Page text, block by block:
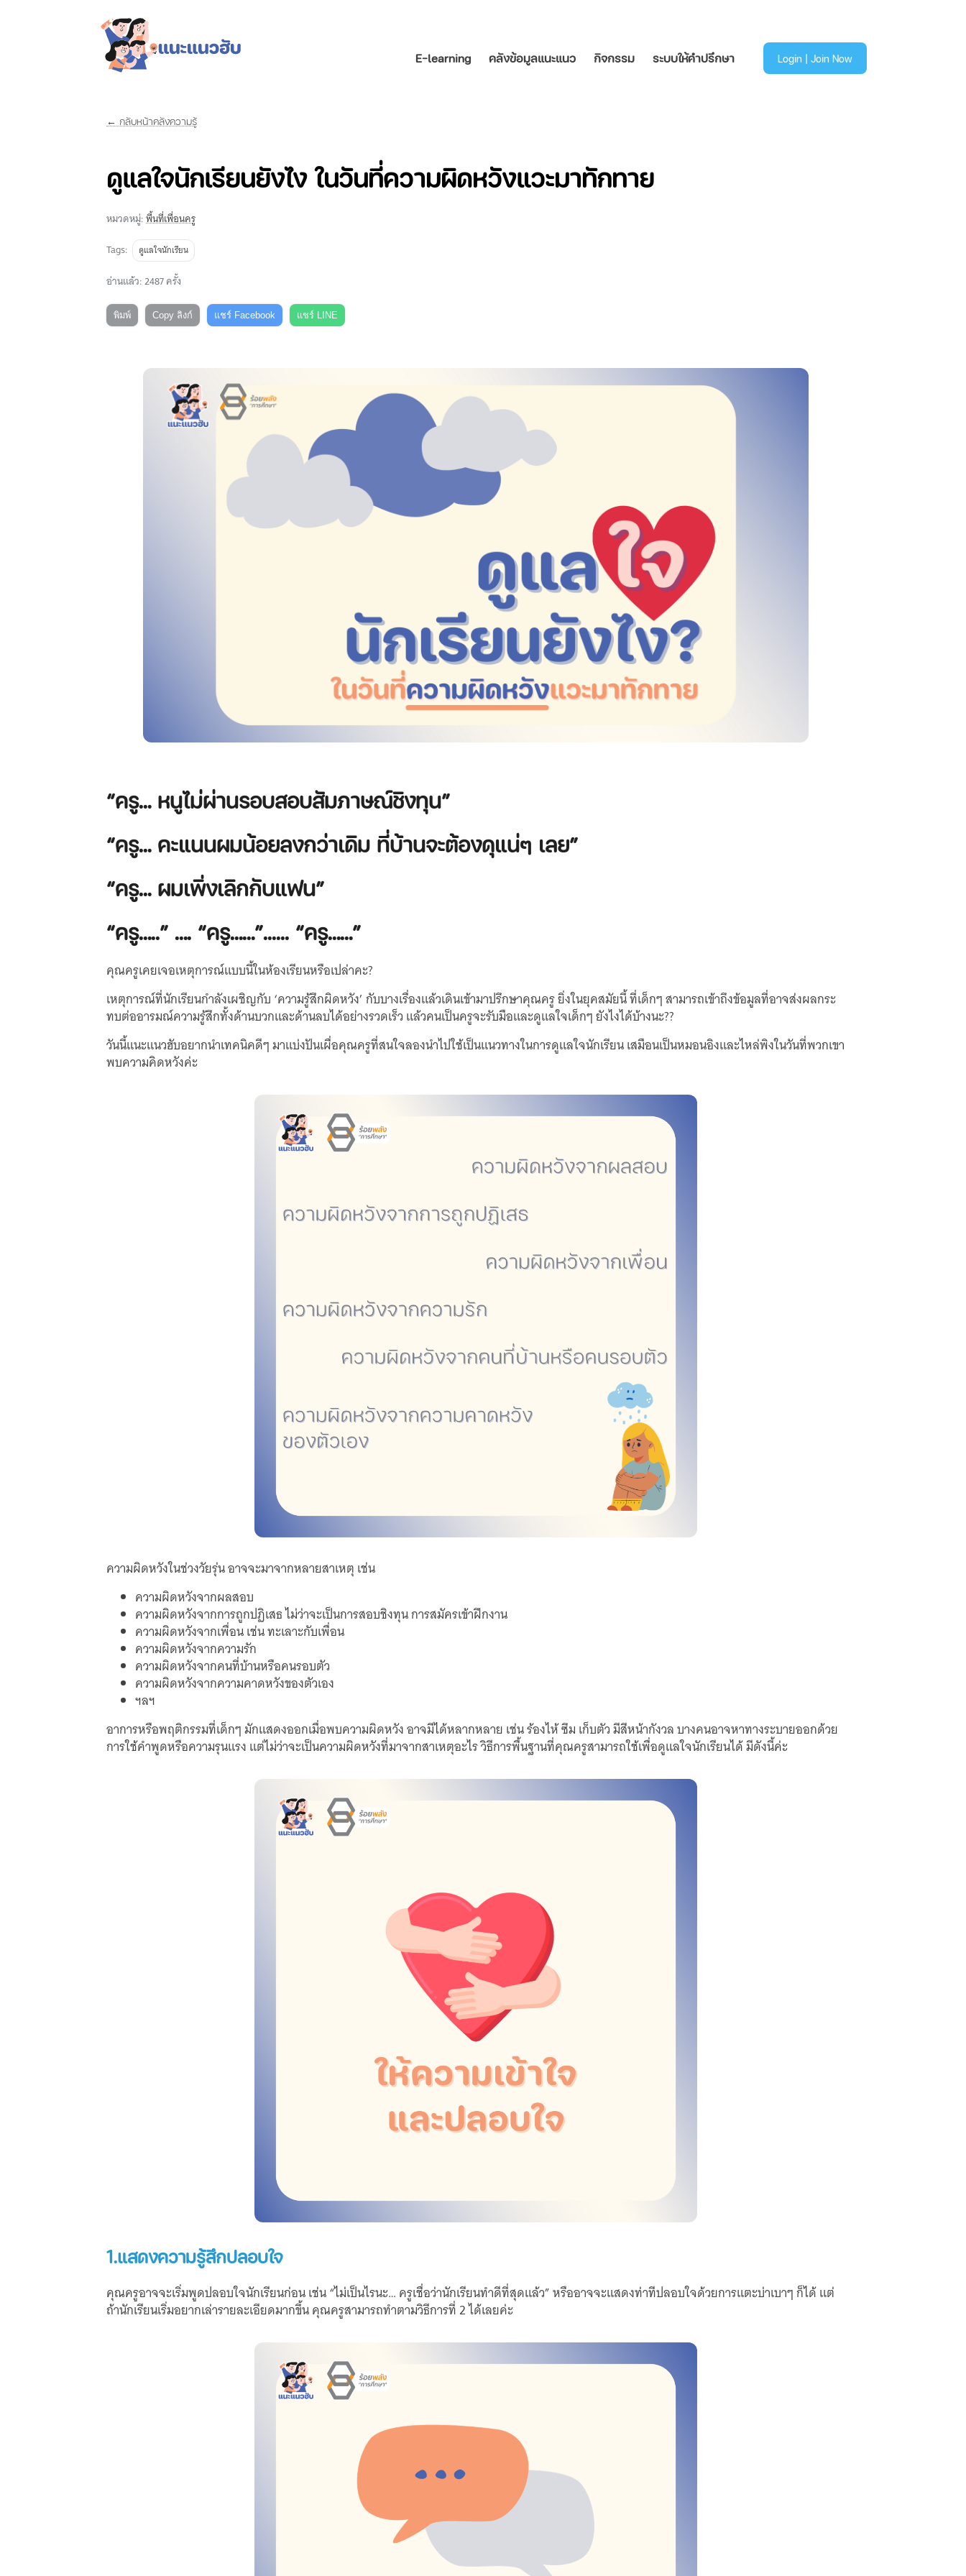
E-learning คลังข้อมูลแนะแนว กิจกรรม ระบบให้คำปรึกษา Login | Join Now
← กลับหน้าคลังความรู้
ดูแลใจนักเรียนยังไง ในวันที่ความผิดหวังแวะมาทักทาย
หมวดหมู่:พื้นที่เพื่อนครู
Tags:
ดูแลใจนักเรียน
อ่านแล้ว: 2487 ครั้ง
พิมพ์ Copy ลิงก์ แชร์ Facebook แชร์ LINE
“ครู… หนูไม่ผ่านรอบสอบสัมภาษณ์ชิงทุน”
“ครู… คะแนนผมน้อยลงกว่าเดิม ที่บ้านจะต้องดุแน่ๆ เลย”
“ครู… ผมเพิ่งเลิกกับแฟน”
“ครู…..” …. “ครู……”...... “ครู……”
คุณครูเคยเจอเหตุการณ์แบบนี้ในห้องเรียนหรือเปล่าคะ?
เหตุการณ์ที่นักเรียนกำลังเผชิญกับ ‘ความรู้สึกผิดหวัง’ กับบางเรื่องแล้วเดินเข้ามาปรึกษาคุณครู ยิ่งในยุคสมัยนี้ ที่เด็กๆ สามารถเข้าถึงข้อมูลที่อาจส่งผลกระ
ทบต่ออารมณ์ความรู้สึกทั้งด้านบวกและด้านลบได้อย่างรวดเร็ว แล้วคนเป็นครูจะรับมือและดูแลใจเด็กๆ ยังไงได้บ้างนะ??
วันนี้แนะแนวฮับอยากนำเทคนิคดีๆ มาแบ่งปันเผื่อคุณครูที่สนใจลองนำไปใช้เป็นแนวทางในการดูแลใจนักเรียน เสมือนเป็นหมอนอิงและไหล่พิงในวันที่พวกเขา
พบความคิดหวังค่ะ
ความผิดหวังในช่วงวัยรุ่น อาจจะมาจากหลายสาเหตุ เช่น
ความผิดหวังจากผลสอบ
ความผิดหวังจากการถูกปฏิเสธ ไม่ว่าจะเป็นการสอบชิงทุน การสมัครเข้าฝึกงาน
ความผิดหวังจากเพื่อน เช่น ทะเลาะกับเพื่อน
ความผิดหวังจากความรัก
ความผิดหวังจากคนที่บ้านหรือคนรอบตัว
ความผิดหวังจากความคาดหวังของตัวเอง
ฯลฯ
อาการหรือพฤติกรรมที่เด็กๆ มักแสดงออกเมื่อพบความผิดหวัง อาจมีได้หลากหลาย เช่น ร้องไห้ ซึม เก็บตัว มีสีหน้ากังวล บางคนอาจหาทางระบายออกด้วย
การใช้คำพูดหรือความรุนแรง แต่ไม่ว่าจะเป็นความผิดหวังที่มาจากสาเหตุอะไร วิธีการพื้นฐานที่คุณครูสามารถใช้เพื่อดูแลใจนักเรียนได้ มีดังนี้ค่ะ
1.แสดงความรู้สึกปลอบใจ
คุณครูอาจจะเริ่มพูดปลอบใจนักเรียนก่อน เช่น “ไม่เป็นไรนะ… ครูเชื่อว่านักเรียนทำดีที่สุดแล้ว” หรืออาจจะแสดงท่าทีปลอบใจด้วยการแตะบ่าเบาๆ ก็ได้ แต่
ถ้านักเรียนเริ่มอยากเล่ารายละเอียดมากขึ้น คุณครูสามารถทำตามวิธีการที่ 2 ได้เลยค่ะ